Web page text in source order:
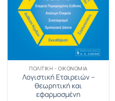
ΠΟΛΙΤΙΚΉ - ΟΙΚΟΝΟΜΊΑ
Λογιστική Εταιρειών –
θεωρητική και
εφαρμοσμένη